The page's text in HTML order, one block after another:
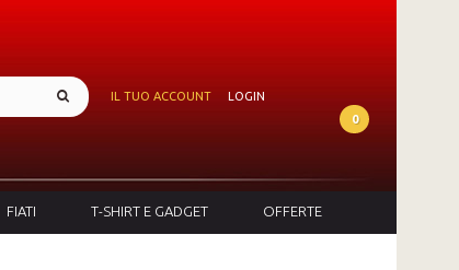
IL TUO ACCOUNT
LOGIN
0
FIATI T-SHIRT E GADGET OFFERTE